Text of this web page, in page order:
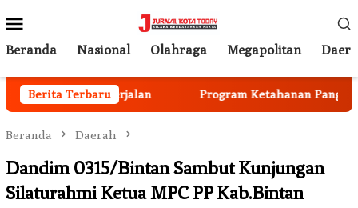
ke
kontenMobile
Beranda Nasional Olahraga Megapolitan
Berita Terbaru
Mulai Berjalan Program Ketahanan Pangan
Beranda Daerah
Dandim 0315/Bintan Sambut Kunjungan
Silaturahmi Ketua MPC PP Kab.Bintan